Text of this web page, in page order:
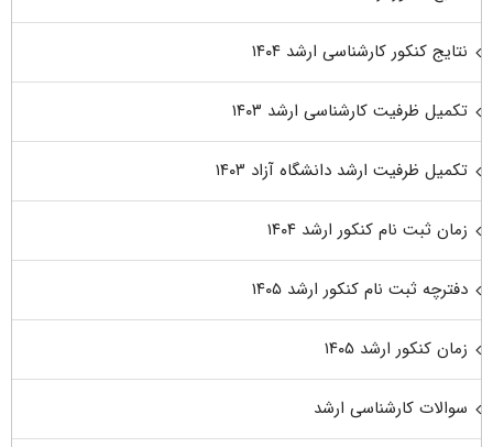
نتایج کنکور کارشناسی ارشد ۱۴۰۴
تکمیل ظرفیت کارشناسی ارشد ۱۴۰۳
تکمیل ظرفیت ارشد دانشگاه آزاد ۱۴۰۳
زمان ثبت نام کنکور ارشد ۱۴۰۴
دفترچه ثبت نام کنکور ارشد ۱۴۰۵
زمان کنکور ارشد ۱۴۰۵
سوالات کارشناسی ارشد